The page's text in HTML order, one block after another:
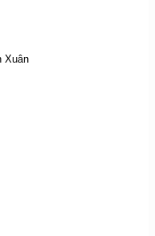
Xuân